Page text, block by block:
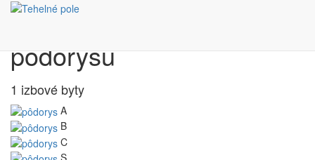
pôdorysu
1 izbové byty
A
B
C
S